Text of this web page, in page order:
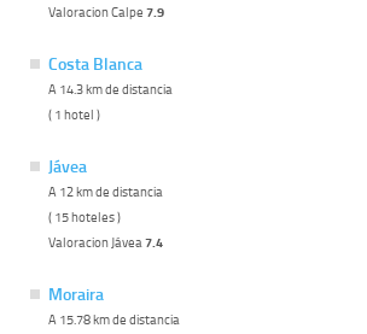
Valoracion Calpe 7.9
Costa Blanca
A 14.3 km de distancia
( 1 hotel )
Jávea
A 12 km de distancia
( 15 hoteles )
Valoracion Jávea 7.4
Moraira
A 15.78 km de distancia